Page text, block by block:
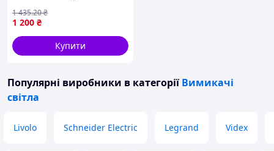
скло (VL-C7C1EUK1-12)
Nes22/Q
1 200 ₴
1 435.20₴
Купити
Популярні виробники в категорії Вимикачі
світла
Livolo Schneider Electric Legrand Videx